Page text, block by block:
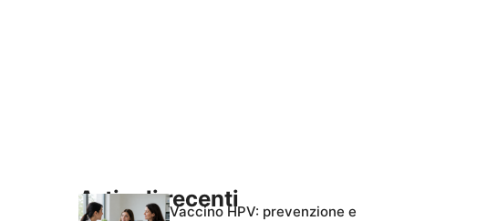
Articoli recentiVaccino HPV: prevenzione e